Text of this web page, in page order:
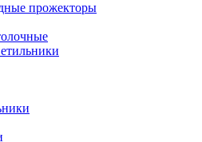
прожекторы